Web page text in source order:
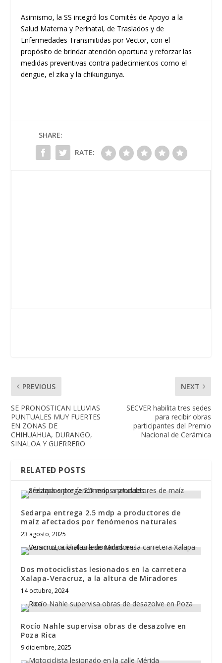
Asimismo, la SS integró los Comités de Apoyo a la
Salud Materna y Perinatal, de Traslados y de
Enfermedades Transmitidas por Vector, con el
propósito de brindar atención oportuna y reforzar las
medidas preventivas contra padecimientos como el
dengue, el zika y la chikungunya.
SHARE:
RATE:
PREVIOUS
SE PRONOSTICAN LLUVIAS
PUNTUALES MUY FUERTES
EN ZONAS DE
CHIHUAHUA, DURANGO,
SINALOA Y GUERRERO
NEXT
SECVER habilita tres sedes
para recibir obras
participantes del Premio
Nacional de Cerámica
RELATED POSTS
Sedarpa entrega 2.5 mdp a productores de
maíz afectados por fenómenos naturales
23 agosto, 2025
Dos motociclistas lesionados en la carretera
Xalapa-Veracruz, a la altura de Miradores
14 octubre, 2024
Rocío Nahle supervisa obras de desazolve en
Poza Rica
9 diciembre, 2025